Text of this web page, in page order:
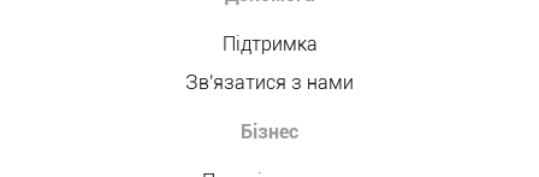
Підтримка
Зв'язатися з нами
Бізнес